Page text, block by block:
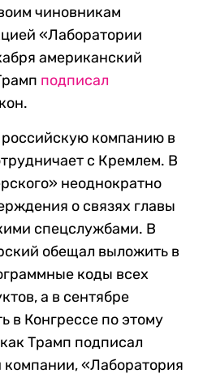
чиновникам
«Лаборатории
американский
подписал
компанию в
с Кремлем. В
неоднократно
о связях главы
спецслужбами. В
обещал выложить в
коды всех
а в сентябре
в Конгрессе по этому
Трамп подписал
«Лаборатория